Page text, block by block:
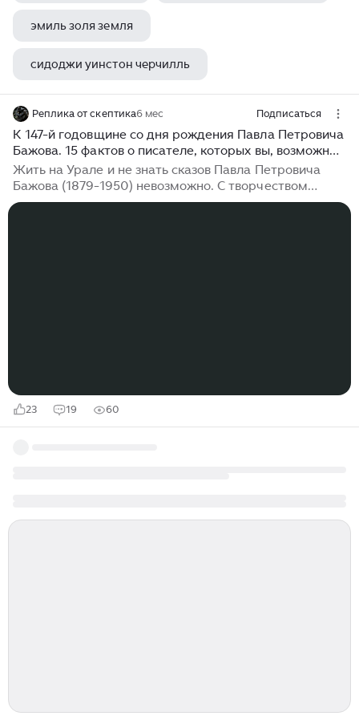
эмиль золя земля
сидоджи уинстон черчилль
Реплика от скептика6 мес Подписаться
К 147-й годовщине со дня рождения Павла Петровича
Бажова. 15 фактов о писателе, которых вы, возможно,
не знали
Жить на Урале и не знать сказов Павла Петровича
Бажова (1879-1950) невозможно. С творчеством
Бажова мы встречаемся ещё в младших классах,
23 19 60